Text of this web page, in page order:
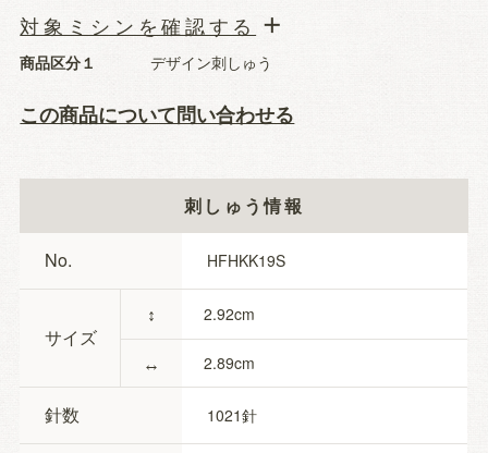
商品区分１ デザイン刺しゅう
この商品について問い合わせる
対象ミシンを確認する
刺しゅう情報
No. HFHKK19S
サイズ
↕
↔
2.92
2.89
針数 1021